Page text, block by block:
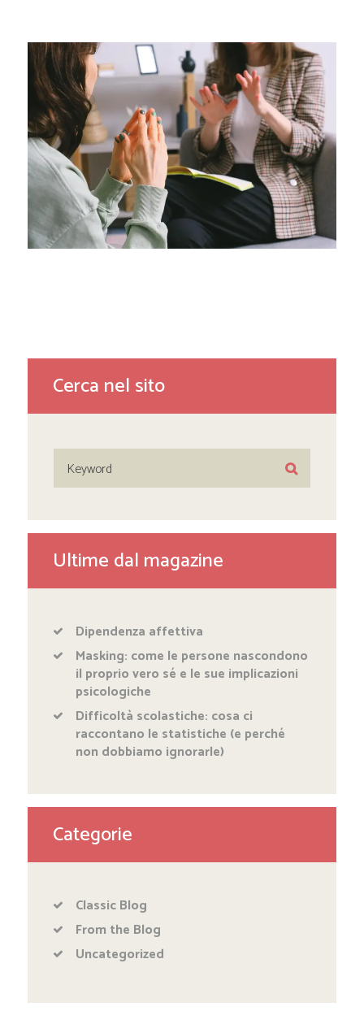
Cerca nel sito
Ultime dal magazine
Dipendenza affettiva
Masking: come le persone nascondono
il proprio vero sé e le sue implicazioni
psicologiche
Difficoltà scolastiche: cosa ci
raccontano le statistiche (e perché
non dobbiamo ignorarle)
Categorie
Classic Blog
From the Blog
Uncategorized